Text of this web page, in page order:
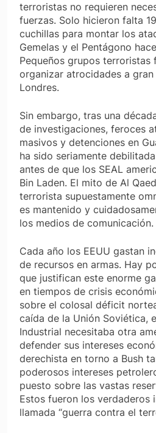
terroristas no requieren
fuerzas. Solo hicieron falta
cuchillas para montar los
Gemelas y el Pentágono
Pequeños grupos terroristas
organizar atrocidades a
Londres.
Sin embargo, tras una
de investigaciones, feroces
masivos y detenciones en
ha sido seriamente
antes de que los SEAL
Bin Laden. El mito de Al
terrorista supuestamente
es mantenido y
los medios de comunicación.
Cada año los EEUU gastan
de recursos en armas. Hay
que justifican este enorme
en tiempos de crisis
sobre el colosal déficit
caída de la Unión Soviética,
Industrial necesitaba otra
defender sus intereses
derechista en torno a Bush
poderosos intereses
puesto sobre las vastas
Estos fueron los verdaderos
llamada “guerra contra el